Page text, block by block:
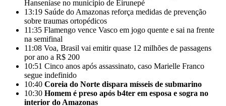
Hanseníase no município de Eirunepé
13:19 Saúde do Amazonas reforça medidas de prevenção
sobre traumas ortopédicos
11:35 Flamengo vence Vasco em jogo quente e sai na frente
na semifinal
11:08 Voa, Brasil vai emitir quase 12 milhões de passagens
por ano a R$ 200
10:51 Cinco anos após assassinato, caso Marielle Franco
segue indefinido
10:40 Coreia do Norte dispara mísseis de submarino
10:30 Homem é preso após b4ter em esposa e sogra no
interior do Amazonas